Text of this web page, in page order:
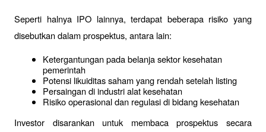
Seperti halnya IPO lainnya, terdapat beberapa risiko yang
disebutkan dalam prospektus, antara lain:
Ketergantungan pada belanja sektor kesehatan
pemerintah
Potensi likuiditas saham yang rendah setelah listing
Persaingan di industri alat kesehatan
Risiko operasional dan regulasi di bidang kesehatan
Investor disarankan untuk membaca prospektus secara